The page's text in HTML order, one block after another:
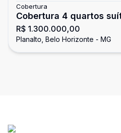
Cobertura
Cobertura 4 quartos
R$ 1.300.000,00
Planalto, Belo Horizonte - MG